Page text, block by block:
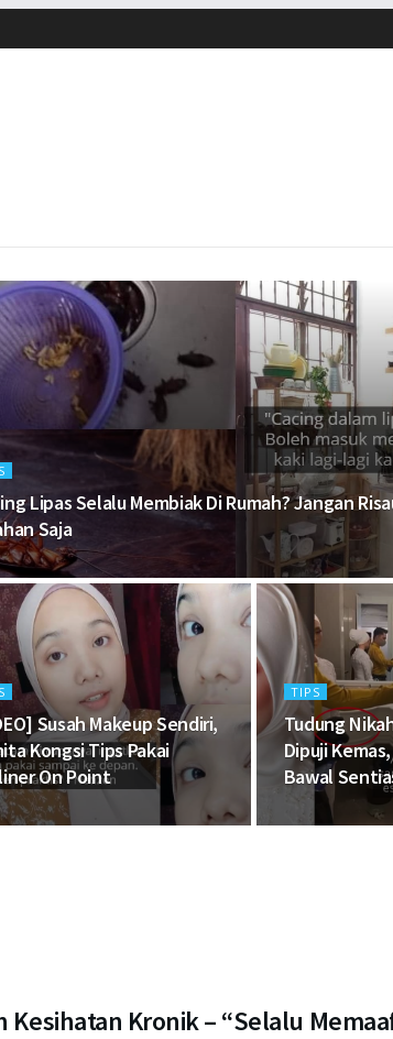
Lipas Selalu Membiak Di Rumah? Jangan
Saja
Susah Makeup Sendiri,
Kongsi Tips Pakai
On Point
TIPS
Tudung
Dipuji
Bawal
Kesihatan Kronik – “Selalu